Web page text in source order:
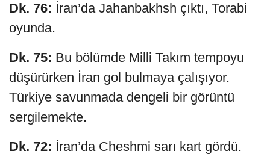
Dk. 76: İran’da Jahanbakhsh çıktı, Torabi
oyunda.
Dk. 75: Bu bölümde Milli Takım tempoyu
düşürürken İran gol bulmaya çalışıyor.
Türkiye savunmada dengeli bir görüntü
sergilemekte.
Dk. 72: İran’da Cheshmi sarı kart gördü.